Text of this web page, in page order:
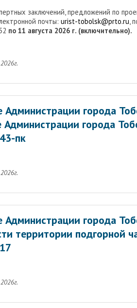
заключений, предложений по
почты: urist-tobolsk@prto.ru,
по 11 августа 2026 г. (включительно).
Администрации города
Администрации города
пк
Администрации города
территории подгорной